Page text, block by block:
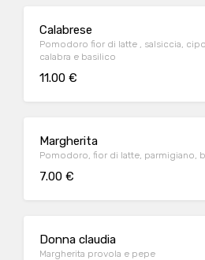
Calabrese
Pomodoro fior di latte , salsiccia,
calabra e basilico
11.00 €
Margherita
Pomodoro, fior di latte, parmigiano,
7.00 €
Donna claudia
Margherita provola e pepe